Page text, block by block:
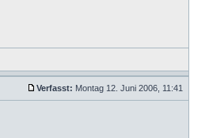
Verfasst: Montag 12. Juni 2006, 11:41